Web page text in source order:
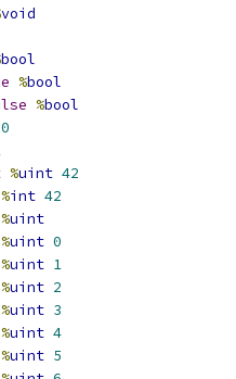
void
bool
%bool
%bool
0
%uint 42
%int 42
%uint
%uint 0
%uint 1
%uint 2
%uint 3
%uint 4
%uint 5